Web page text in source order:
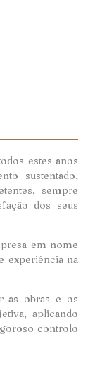
estes anos
sustentado,
sempre
dos seus
em nome
experiência na
as obras e os
aplicando
controlo